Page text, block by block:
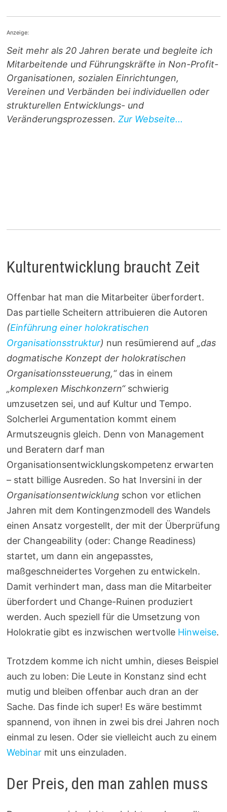
Anzeige:
Seit mehr als 20 Jahren berate und begleite ich
Mitarbeitende und Führungskräfte in Non-Profit-
Organisationen, sozialen Einrichtungen,
Vereinen und Verbänden bei individuellen oder
strukturellen Entwicklungs- und
Veränderungsprozessen.Zur Webseite...
Kulturentwicklung braucht Zeit
Offenbar hat man die Mitarbeiter überfordert.
Das partielle Scheitern attribuieren die Autoren
(Einführung einer holokratischen
Organisationsstruktur) nun resümierend auf„das
dogmatische Konzept der holokratischen
Organisationssteuerung,“das in einem
„komplexen Mischkonzern“schwierig
umzusetzen sei, und auf Kultur und Tempo.
Solcherlei Argumentation kommt einem
Armutszeugnis gleich. Denn von Management
und Beratern darf man
Organisationsentwicklungskompetenz erwarten
– statt billige Ausreden. So hat Inversini in der
Organisationsentwicklung schon vor etlichen
Jahren mit dem Kontingenzmodell des Wandels
einen Ansatz vorgestellt, der mit der Überprüfung
der Changeability (oder: Change Readiness)
startet, um dann ein angepasstes,
maßgeschneidertes Vorgehen zu entwickeln.
Damit verhindert man, dass man die Mitarbeiter
überfordert und Change-Ruinen produziert
werden. Auch speziell für die Umsetzung von
Holokratie gibt es inzwischen wertvolle Hinweise.
Trotzdem komme ich nicht umhin, dieses Beispiel
auch zu loben: Die Leute in Konstanz sind echt
mutig und bleiben offenbar auch dran an der
Sache. Das finde ich super! Es wäre bestimmt
spannend, von ihnen in zwei bis drei Jahren noch
einmal zu lesen. Oder sie vielleicht auch zu einem
Webinar mit uns einzuladen.
Der Preis, den man zahlen muss